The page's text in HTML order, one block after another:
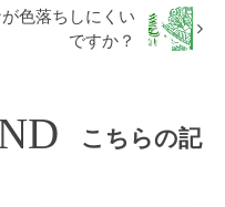
色落ちしにくい
ですか？
こちらの記